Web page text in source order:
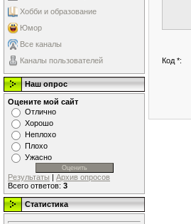
Хобби и образование
Юмор
Все каналы
Каналы пользователей
Наш опрос
Оцените мой сайт
Отлично
Хорошо
Неплохо
Плохо
Ужасно
Результаты | Архив опросов
Всего ответов: 3
Статистика
Код *: